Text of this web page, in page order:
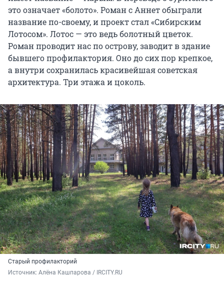
это означает «болото». Роман с Аннет обыграли
название по-своему, и проект стал «Сибирским
Лотосом». Лотос — это ведь болотный цветок.
Роман проводит нас по острову, заводит в здание
бывшего профилактория. Оно до сих пор крепкое,
а внутри сохранилась красивейшая советская
архитектура. Три этажа и цоколь.
Старый профилакторий
Источник: Алёна Кашпарова / IRCITY.RU